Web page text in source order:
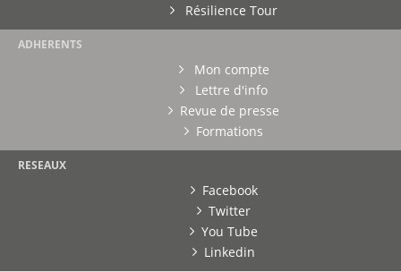
Résilience Tour
ADHERENTS
Mon compte
Lettre d'info
Revue de presse
Formations
RESEAUX
Facebook
Twitter
You Tube
Linkedin